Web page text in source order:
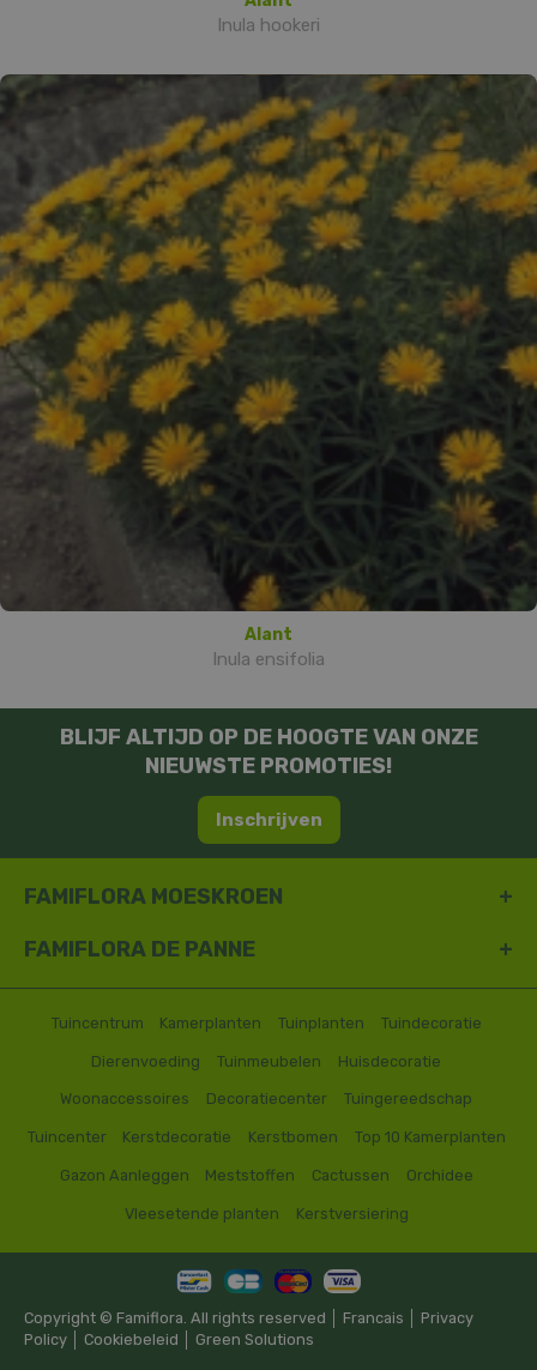
Inula hookeri
Alant
Inula ensifolia
BLIJF ALTIJD OP DE HOOGTE VAN ONZE
NIEUWSTE PROMOTIES!
Inschrijven
FAMIFLORA MOESKROEN
FAMIFLORA DE PANNE
Tuincentrum Kamerplanten Tuinplanten Tuindecoratie
Dierenvoeding Tuinmeubelen Huisdecoratie
Woonaccessoires Decoratiecenter Tuingereedschap
Tuincenter Kerstdecoratie Kerstbomen Top 10 Kamerplanten
Gazon Aanleggen Meststoffen Cactussen Orchidee
Vleesetende planten Kerstversiering
Copyright © Famiflora. All rights reserved │ Francais
Privacy
Policy
Cookiebeleid Green Solutions